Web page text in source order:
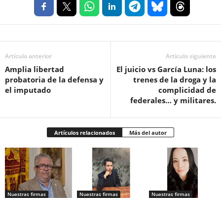
Artículo anterior
Amplia libertad
probatoria de la defensa y
el imputado
Artículo siguiente
El juicio vs García Luna: los
trenes de la droga y la
complicidad de
federales… y militares.
Artículos relacionados Más del autor
Nuestras firmas Nuestras firmas Nuestras firmas